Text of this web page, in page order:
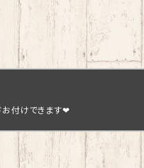
お付けできます❤